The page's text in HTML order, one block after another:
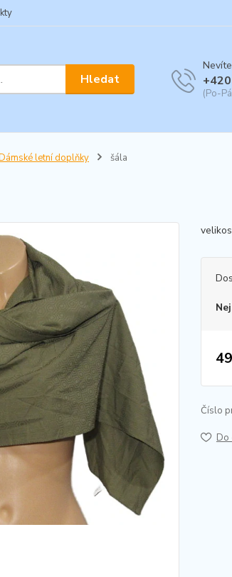
Hledat
(Po-
letní doplňky šála
Číslo
Do